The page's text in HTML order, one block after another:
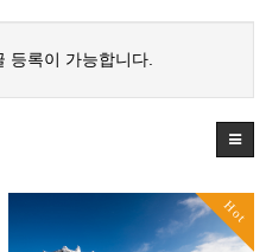
등록이 가능합니다.
Hot